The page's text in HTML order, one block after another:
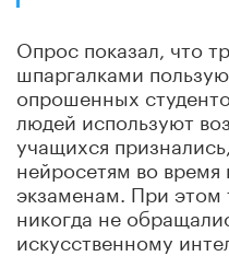
Опрос показал, что
шпаргалками
опрошенных
людей используют
учащихся
нейросетям во время
экзаменам. При этом
никогда не
искусственному